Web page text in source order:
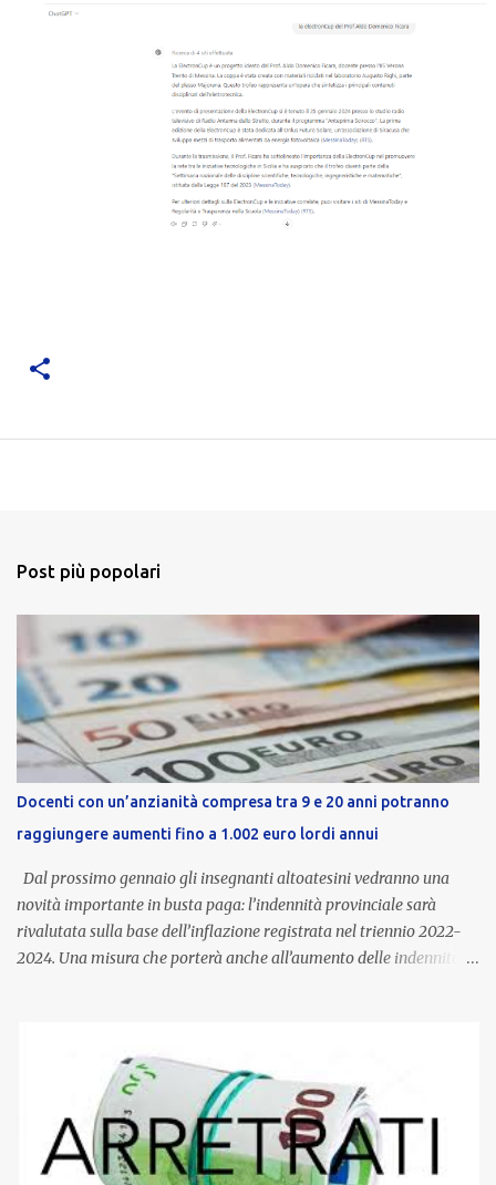
Post più popolari
Docenti con un’anzianità compresa tra 9 e 20 anni potranno
raggiungere aumenti fino a 1.002 euro lordi annui
Dal prossimo gennaio gli insegnanti altoatesini vedranno una
novità importante in busta paga: l’indennità provinciale sarà
rivalutata sulla base dell’inflazione registrata nel triennio 2022-
2024. Una misura che porterà anche all’aumento delle indennità di
dedicato alle donne vittime di violenza di genere, in linea con la
normativa nazionale e con l’obiettivo di offrire maggiore tutela e
supporto in situazioni delicate. L’indennità provinciale per i docenti
è un unicum in Italia: si tratta di una misura esclusiva della
Provincia autonoma di Bolzano, che integra in maniera stabile lo